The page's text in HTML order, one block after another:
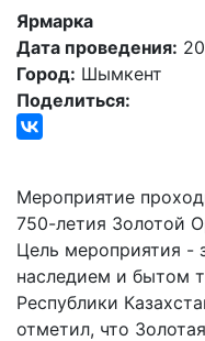
Ярмарка
Дата проведения:
Город: Шымкент
Поделиться:
Мероприятие
750-летия Золотой
Цель мероприятия -
наследием и бытом
Республики
отметил, что